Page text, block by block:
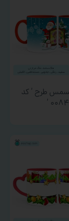
طرح ‘ کد
۰۰۸۴ ‘